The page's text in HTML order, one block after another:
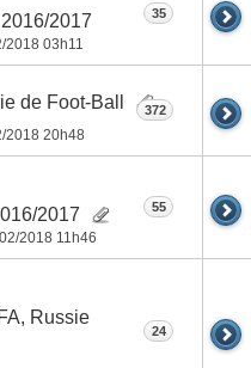
2017
2018 03h11
35
de Foot-Ball
2018 20h48
372
2017
2018 11h46
55
Russie
24